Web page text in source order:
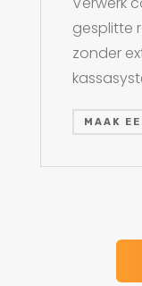
gesplitte
zonder
MAAK